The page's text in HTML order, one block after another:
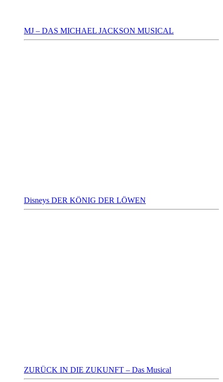
MJ – DAS MICHAEL JACKSON MUSICAL
Disneys DER KÖNIG DER LÖWEN
ZURÜCK IN DIE ZUKUNFT – Das Musical